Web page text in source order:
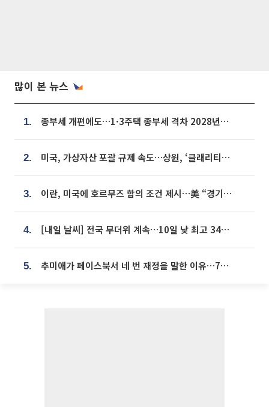
많이 본 뉴스
1. 종부세 개편에도…1·3주택 종부세 격차 2028년부터 확대
2. 미국, 가상자산 포괄 규제 속도…상원, ‘클래리티법’ 9월 절차투표 추진
3. 이란, 미국에 호르무즈 합의 조건 제시…美 “경기 아직 안 끝나” [종합]
4. [내일 날씨] 전국 무더위 계속…10일 낮 최고 34도 육박
5. 추미애가 페이스북서 네 번 재정을 말한 이유…7700억 추경 열쇠는 도의회에